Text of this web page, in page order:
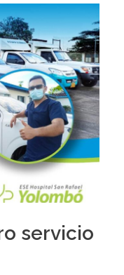
servicio